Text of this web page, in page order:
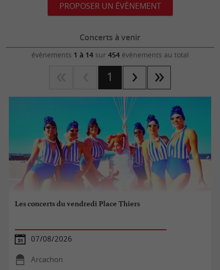
PROPOSER UN ÉVÈNEMENT
Concerts à venir
évènements 1 à 14sur 454évènements au total
1
Les concerts du vendredi Place Thiers
07/08/2026
Arcachon